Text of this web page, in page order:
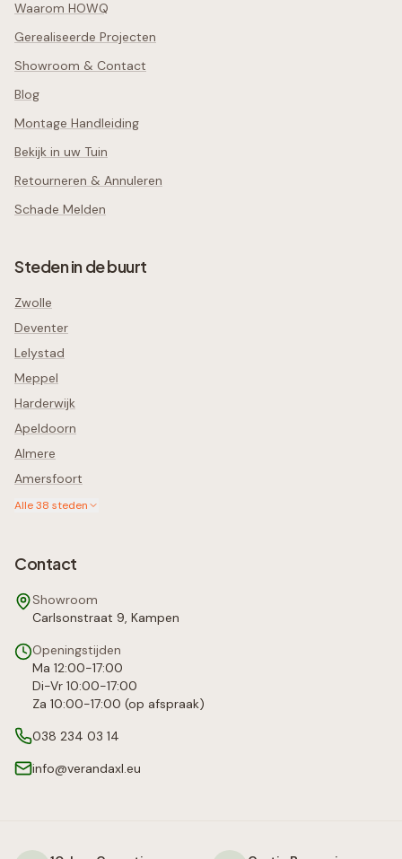
Waarom HOWQ
Gerealiseerde Projecten
Showroom & Contact
Blog
Montage Handleiding
Bekijk in uw Tuin
Retourneren & Annuleren
Schade Melden
Steden in de buurt
Zwolle
Deventer
Lelystad
Meppel
Harderwijk
Apeldoorn
Almere
Amersfoort
Alle38 steden
Contact
Showroom
Carlsonstraat 9, Kampen
Openingstijden
Ma 12:00-17:00
Di-Vr 10:00-17:00
Za 10:00-17:00 (op afspraak)
038 234 03 14
info@verandaxl.eu